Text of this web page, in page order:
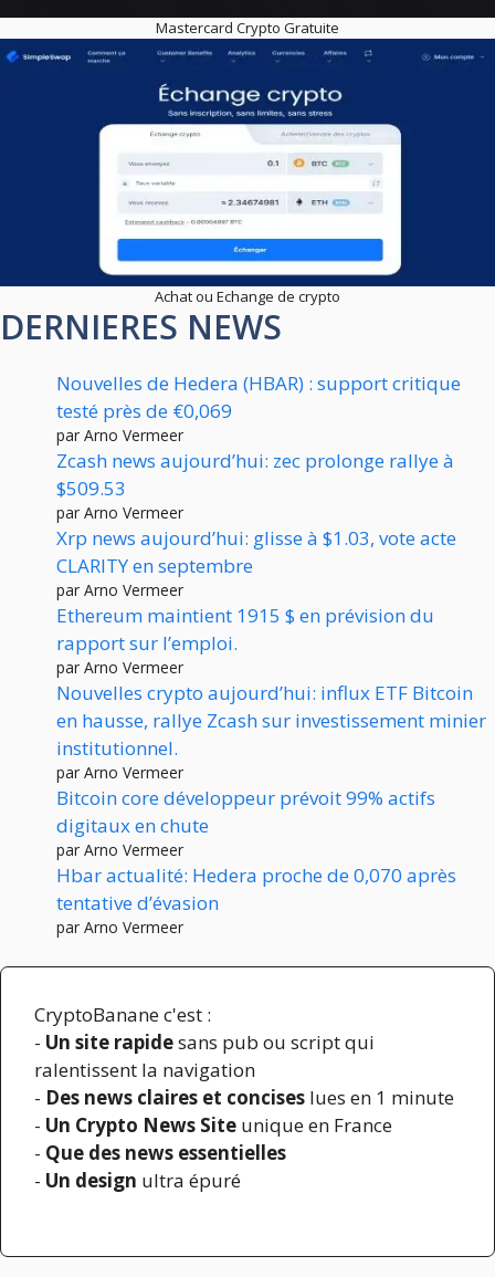
Mastercard Crypto Gratuite
Achat ou Echange de crypto
DERNIERES NEWS
Nouvelles de Hedera (HBAR) : support critique
testé près de €0,069
par Arno Vermeer
Zcash news aujourd’hui: zec prolonge rallye à
$509.53
par Arno Vermeer
Xrp news aujourd’hui: glisse à $1.03, vote acte
CLARITY en septembre
par Arno Vermeer
Ethereum maintient 1915 $ en prévision du
rapport sur l’emploi.
par Arno Vermeer
Nouvelles crypto aujourd’hui: influx ETF Bitcoin
en hausse, rallye Zcash sur investissement minier
institutionnel.
par Arno Vermeer
Bitcoin core développeur prévoit 99% actifs
digitaux en chute
par Arno Vermeer
Hbar actualité: Hedera proche de 0,070 après
tentative d’évasion
par Arno Vermeer
CryptoBanane c'est :
- Un site rapidesans pub ou script qui
ralentissent la navigation
- Des news claires et concises lues en 1 minute
- Un Crypto News Site unique en France
- Que des news essentielles
- Un design ultra épuré